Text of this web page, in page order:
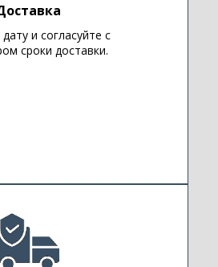
и согласуйте с
сроки доставки.